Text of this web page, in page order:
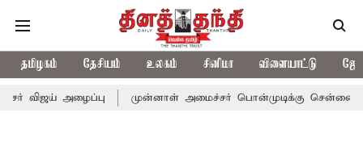
தமிழகம் தேசியம் உலகம் சினிமா விளையாட்டு
விஜய் அழைப்பு முன்னாள் அமைச்சர் பொன்முடிக்கு சென்னை